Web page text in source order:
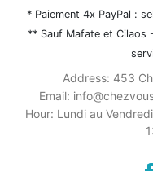
* Paiement 4x PayPal :
** Sauf Mafate et Cilaos
Address: 453
Email:
Hour: Lundi au